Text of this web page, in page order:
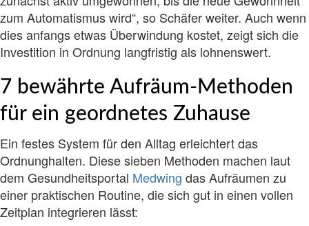
zum Automatismus wird“, so Schäfer weiter. Auch wenn
dies anfangs etwas Überwindung kostet, zeigt sich die
Investition in Ordnung langfristig als lohnenswert.
7 bewährte Aufräum-Methoden
für ein geordnetes Zuhause
Ein festes System für den Alltag erleichtert das
Ordnunghalten. Diese sieben Methoden machen laut
dem Gesundheitsportal Medwing das Aufräumen zu
einer praktischen Routine, die sich gut in einen vollen
Zeitplan integrieren lässt: